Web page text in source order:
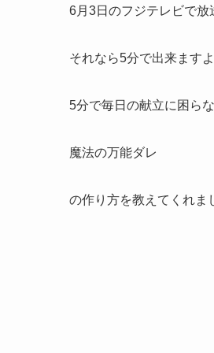
6月3日のフジテレビで放
それなら5分で出来ます
5分で毎日の献立に困ら
魔法の万能ダレ
の作り方を教えてくれま